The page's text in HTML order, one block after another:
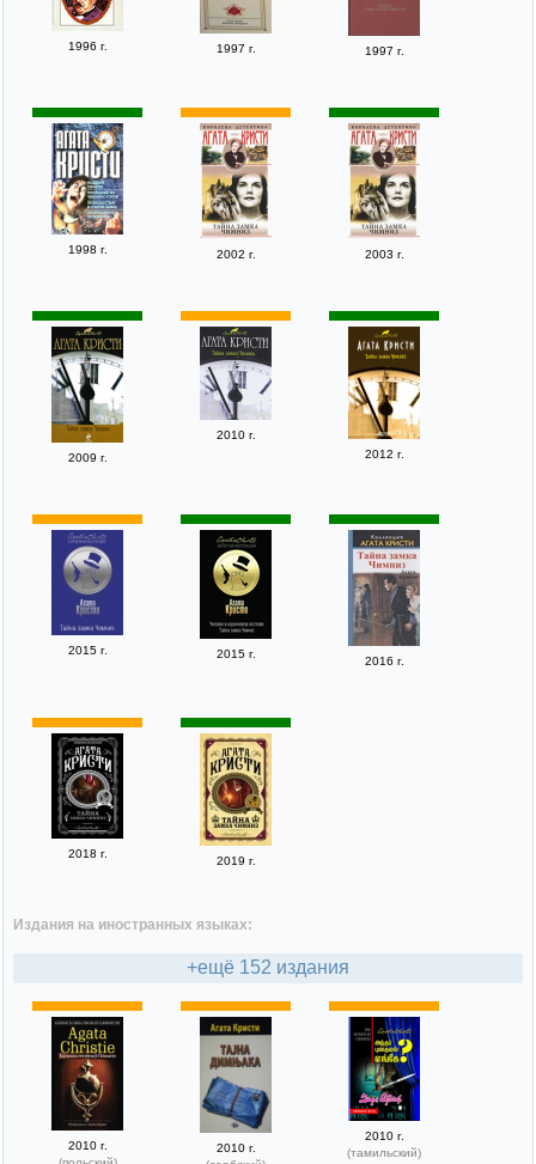
1996 г. 1997 г. 1997 г.
1998 г. 2002 г. 2003 г.
2009 г.
2010 г.
2012 г.
2015 г. 2015 г.
2016 г.
2018 г.
2019 г.
Издания на иностранных языках:
+ещё 152 издания
2010 г.
2010 г.
2010 г.
(тамильский)